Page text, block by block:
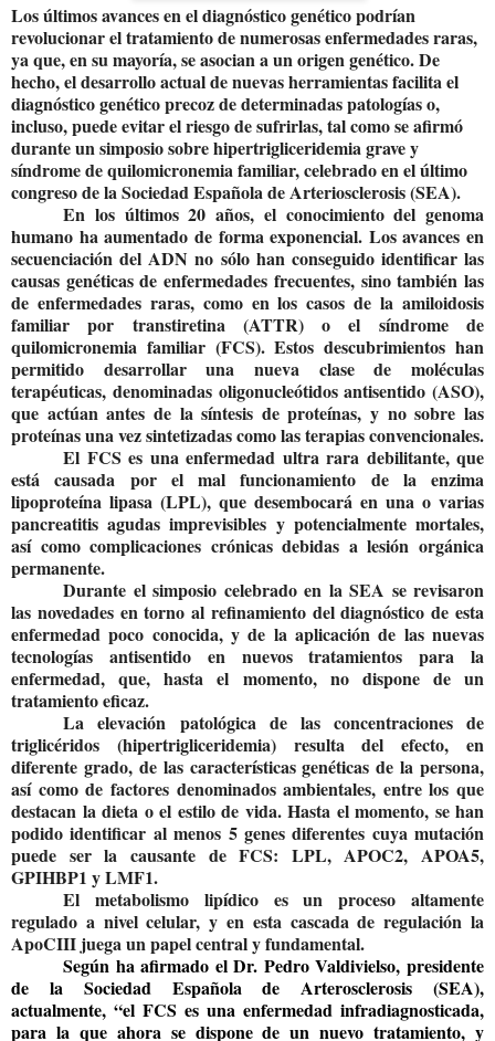
Losúltimos avances en el diagnóstico genético podrían
revolucionar el tratamiento de numerosas enfermedades raras,
yaque, en su mayoría, se asocian a un origen genético. De
hecho,el desarrollo actual de nuevas herramientas facilita el
diagnóstico genético precoz de determinadas patologías o,
incluso, puede evitar el riesgo de sufrirlas, tal como se afirmó
durante un simposio sobrehipertrigliceridemia gravey
síndrome de quilomicronemia familiar, celebrado en el último
congreso de la Sociedad Española de Arteriosclerosis (SEA).
En los últimos 20 años, el conocimiento del genoma
humano ha aumentado de forma exponencial. Los avances en
secuenciación del ADN no sólo han conseguido identificar las
causas genéticas de enfermedades frecuentes, sino también las
de enfermedades raras, como en los casos de la amiloidosis
familiar por transtiretina (ATTR)o el síndrome de
quilomicronemia familiar (FCS). Estos descubrimientos han
permitido desarrollar una nueva clase de moléculas
terapéuticas, denominadas oligonucleótidos antisentido (ASO),
que actúan antes de la síntesis de proteínas,y no sobre las
proteínas una vez sintetizadas como las terapias convencionales.
El FCS es una enfermedad ultra rara debilitante, que
está causada por el mal funcionamiento de la enzima
lipoproteína lipasa (LPL), que desembocará en una o varias
pancreatitis agudas imprevisibles y potencialmente mortales,
así como complicaciones crónicas debidas a lesión orgánica
permanente.
Durante el simposio celebrado en la SEA se revisaron
las novedades en torno al refinamiento del diagnóstico de esta
enfermedad poco conocida, y de laaplicación de las nuevas
tecnologías antisentido en nuevos tratamientospara la
enfermedad, que, hasta el momento, no dispone de un
tratamiento eficaz.
La elevación patológica de las concentraciones de
triglicéridos (hipertrigliceridemia) resulta del efecto, en
diferente grado, de las características genéticas de la persona,
así como de factores denominados ambientales, entre los que
destacan la dieta o el estilo de vida. Hasta el momento, se han
podido identificar al menos 5 genes diferentes cuya mutación
puede ser la causante de FCS: LPL, APOC2, APOA5,
GPIHBP1 y LMF1.
El metabolismo lipídico es un proceso altamente
regulado a nivel celular, y en esta cascada de regulación la
ApoCIII juega un papel central y fundamental.
Según ha afirmado elDr. Pedro Valdivielso, presidente
de la Sociedad Española de Arterosclerosis (SEA),
actualmente, “el FCS es una enfermedad infradiagnosticada,
para la que ahora se dispone de un nuevo tratamiento, y